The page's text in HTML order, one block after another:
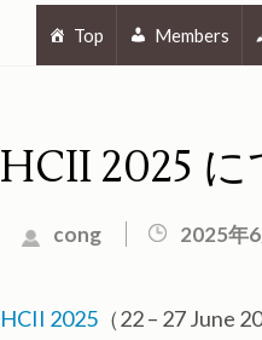
Top Members
HCII 2025 に
cong 2025年
HCII 2025 （22 – 27 June